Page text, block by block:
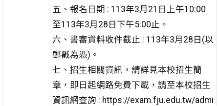
五、報名日期 : 113年3月21日上午10:00
至113年3月28日下午5:00止。
六、書審資料收件截止 : 113年3月28日(以
郵戳為憑)。
七、招生相關資訊，請詳見本校招生簡
章，即日起網路免費下載，請至本校招生
資訊網查詢 : https://exam.fju.edu.tw/admi